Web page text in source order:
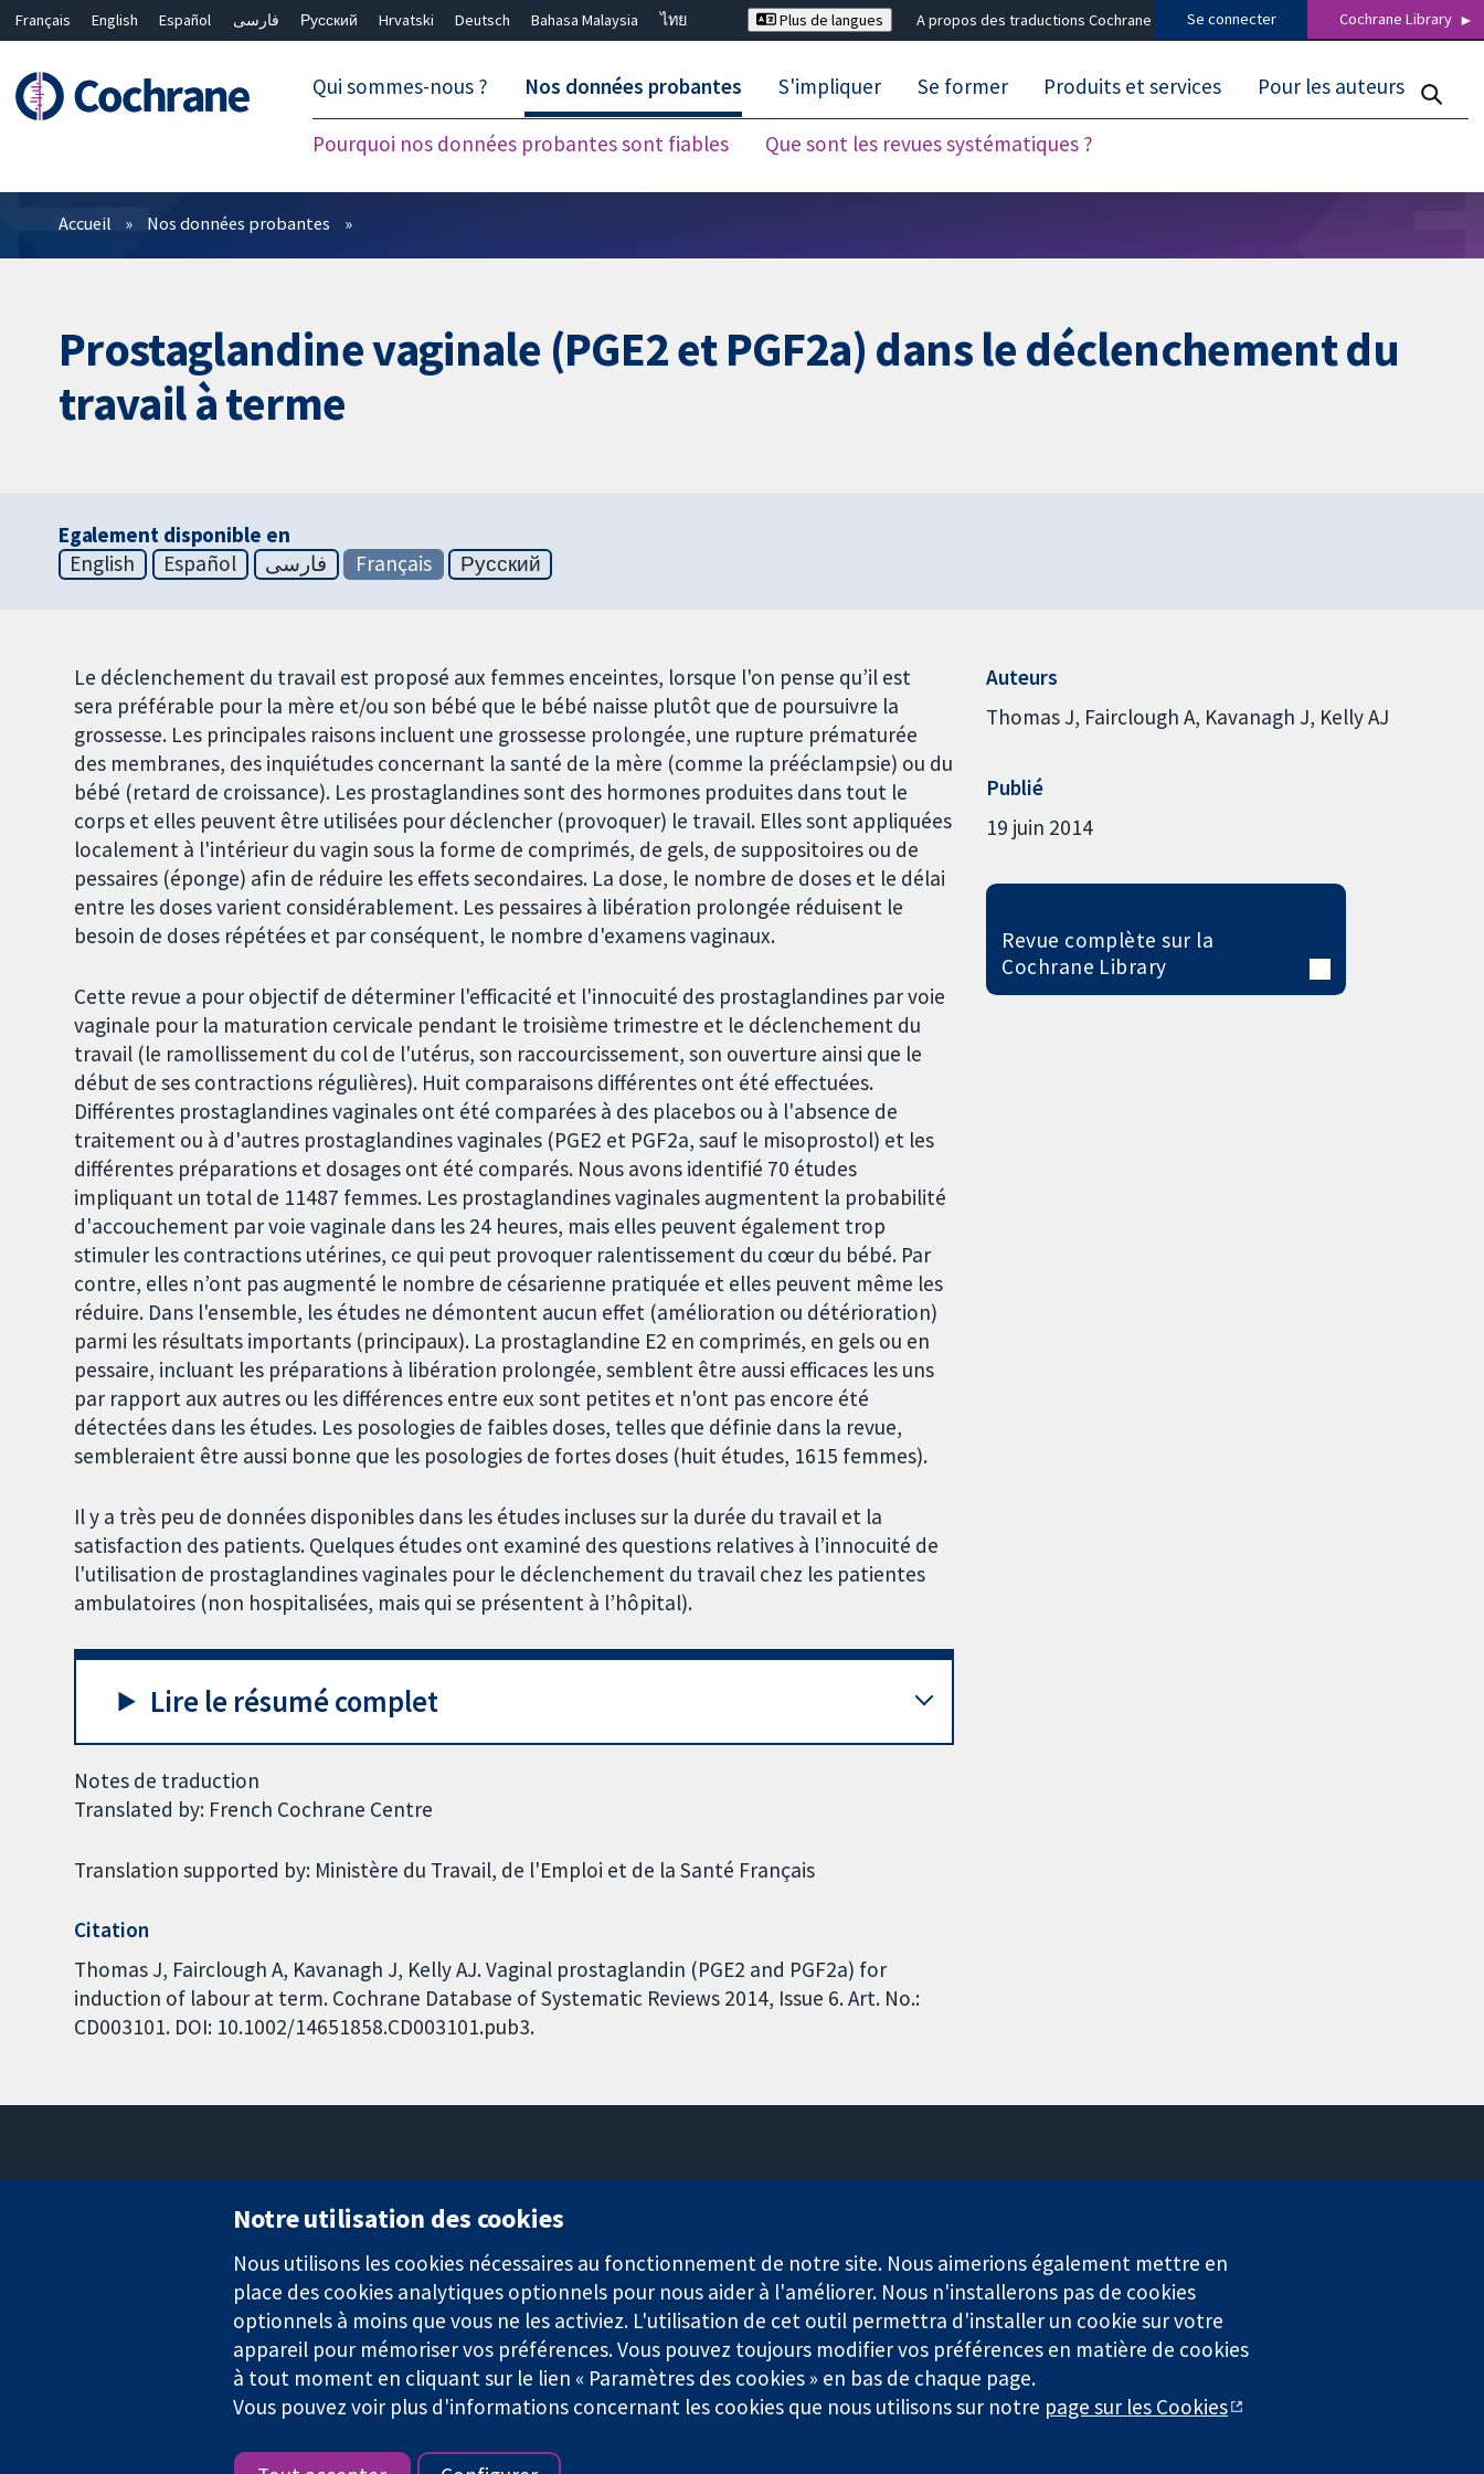
Français English Español فارسی Русский Hrvatski Deutsch Bahasa Malaysia
ไทย
Plus de langues A propos des traductions Cochrane Se connecter Cochrane Library
Qui sommes-nous ? Nos données probantes
Pourquoi nos données probantes sont fiables Que sont les revues systématiques ?
S'impliquer Se former Produits et services Pour les auteurs
Filtres
Accueil Nos données probantes
Prostaglandine vaginale (PGE2 et PGF2a) dans le déclenchement du
travail à terme
Egalement disponible en
English
Español فارسی Français Русский
Le déclenchement du travail est proposé aux femmes enceintes, lorsque l'on pense qu’il est
sera préférable pour la mère et/ou son bébé que le bébé naisse plutôt que de poursuivre la
grossesse. Les principales raisons incluent une grossesse prolongée, une rupture prématurée
des membranes, des inquiétudes concernant la santé de la mère (comme la prééclampsie) ou du
bébé (retard de croissance). Les prostaglandines sont des hormones produites dans tout le
corps et elles peuvent être utilisées pour déclencher (provoquer) le travail. Elles sont appliquées
localement à l'intérieur du vagin sous la forme de comprimés, de gels, de suppositoires ou de
pessaires (éponge) afin de réduire les effets secondaires. La dose, le nombre de doses et le délai
entre les doses varient considérablement. Les pessaires à libération prolongée réduisent le
besoin de doses répétées et par conséquent, le nombre d'examens vaginaux.
Cette revue a pour objectif de déterminer l'efficacité et l'innocuité des prostaglandines par voie
vaginale pour la maturation cervicale pendant le troisième trimestre et le déclenchement du
travail (le ramollissement du col de l'utérus, son raccourcissement, son ouverture ainsi que le
début de ses contractions régulières). Huit comparaisons différentes ont été effectuées.
Différentes prostaglandines vaginales ont été comparées à des placebos ou à l'absence de
traitement ou à d'autres prostaglandines vaginales (PGE2 et PGF2a, sauf le misoprostol) et les
différentes préparations et dosages ont été comparés. Nous avons identifié 70 études
impliquant un total de 11487 femmes. Les prostaglandines vaginales augmentent la probabilité
d'accouchement par voie vaginale dans les 24 heures, mais elles peuvent également trop
stimuler les contractions utérines, ce qui peut provoquer ralentissement du cœur du bébé. Par
contre, elles n’ont pas augmenté le nombre de césarienne pratiquée et elles peuvent même les
réduire. Dans l'ensemble, les études ne démontent aucun effet (amélioration ou détérioration)
parmi les résultats importants (principaux). La prostaglandine E2 en comprimés, en gels ou en
pessaire, incluant les préparations à libération prolongée, semblent être aussi efficaces les uns
par rapport aux autres ou les différences entre eux sont petites et n'ont pas encore été
détectées dans les études. Les posologies de faibles doses, telles que définie dans la revue,
sembleraient être aussi bonne que les posologies de fortes doses (huit études, 1615 femmes).
Il y a très peu de données disponibles dans les études incluses sur la durée du travail et la
satisfaction des patients. Quelques études ont examiné des questions relatives à l’innocuité de
l'utilisation de prostaglandines vaginales pour le déclenchement du travail chez les patientes
ambulatoires (non hospitalisées, mais qui se présentent à l’hôpital).
Lire le résumé complet
Notes de traduction
Translated by: French Cochrane Centre
Translation supported by: Ministère du Travail, de l'Emploi et de la Santé Français
Citation
Thomas J, Fairclough A, Kavanagh J, Kelly AJ. Vaginal prostaglandin (PGE2 and PGF2a) for
induction of labour at term. Cochrane Database of Systematic Reviews 2014, Issue 6. Art. No.:
CD003101. DOI: 10.1002/14651858.CD003101.pub3.
Auteurs
Thomas J Fairclough A Kavanagh J Kelly AJ
Publié
19 juin 2014
Revue complète sur la
Cochrane Library
Londres
W1G0AN
Royaume-Uni
Service de presse
Qui sommes-nous
Offres d'emploi
Cochrane Library
La Collaboration Cochrane est une association caritative (n° 1045921) et une société à responsabilité limitée par garantie (n° 03044323) enregistrée en Angleterre et au Pays de Galles. Numéro de
Notre utilisation des cookies
Nous utilisons les cookies nécessaires au fonctionnement de notre site. Nous aimerions également mettre en
place des cookies analytiques optionnels pour nous aider à l'améliorer. Nous n'installerons pas de cookies
optionnels à moins que vous ne les activiez. L'utilisation de cet outil permettra d'installer un cookie sur votre
appareil pour mémoriser vos préférences. Vous pouvez toujours modifier vos préférences en matière de cookies
à tout moment en cliquant sur le lien « Paramètres des cookies » en bas de chaque page.
Vous pouvez voir plus d'informations concernant les cookies que nous utilisons sur notre page sur les Cookies